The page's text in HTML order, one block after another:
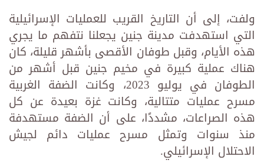
ولفت، إلى أن التاريخ القريب للعمليات الإسرائيلية
التي استهدفت مدينة جنين يجعلنا نتفهم ما يجري
هذه الأيام، وقبل طوفان الأقصى بأشهر قليلة، كان
هناك عملية كبيرة في مخيم جنين قبل أشهر من
الطوفان في يوليو 2023، وكانت الضفة الغربية
مسرح عمليات متتالية، وكانت غزة بعيدة عن كل
هذه الصراعات، مشددًا، على أن الضفة مستهدفة
منذ سنوات وتمثل مسرح عمليات دائم لجيش
الاحتلال الإسرائيلي.